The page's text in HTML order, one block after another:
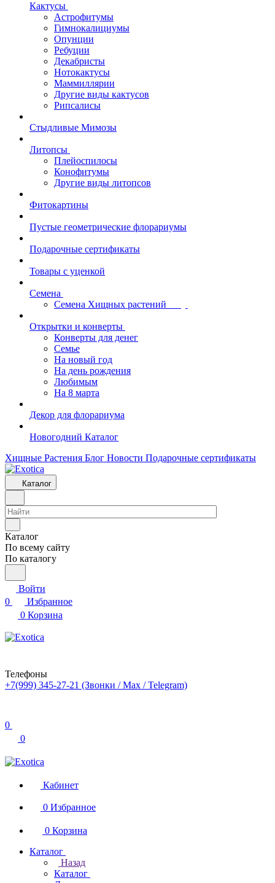
Кактусы
Астрофитумы
Гимнокалициумы
Опунции
Ребуции
Декабристы
Нотокактусы
Маммиллярии
Другие виды кактусов
Рипсалисы
Стыдливые Мимозы
Литопсы
Плейоспилосы
Конофитумы
Другие виды литопсов
Фитокартины
Пустые геометрические флорариумы
Подарочные сертификаты
Товары с уценкой
Семена
Семена Хищных растений
Открытки и конверты
Конверты для денег
Семье
На новый год
На день рождения
Любимым
На 8 марта
Декор для флорариума
Новогодний Каталог
Хищные Растения Блог Новости Подарочные сертификаты
Каталог
Каталог
По всему сайту
По каталогу
Войти
0
Избранное
0 Корзина
Телефоны
+7(999) 345-27-21 (Звонки / Max / Telegram)
0
0
Кабинет
0 Избранное
0 Корзина
Каталог
Назад
Каталог